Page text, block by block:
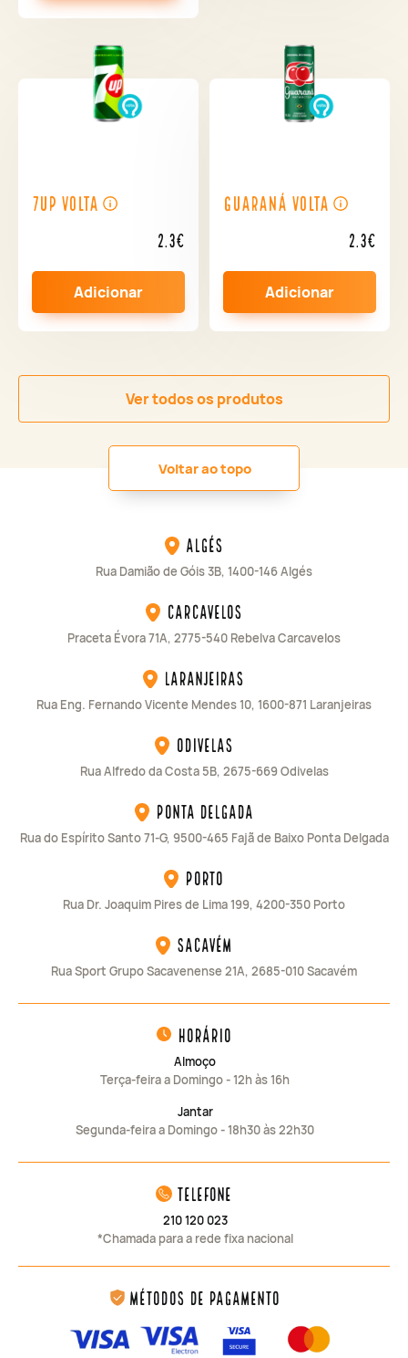
7UP Volta
2.3€
Adicionar
Guaraná Volta
2.3€
Adicionar
Ver todos os produtos
Voltar ao topo
Algés
Rua Damião de Góis 3B, 1400-146 Algés
Carcavelos
Praceta Évora 71A, 2775-540 Rebelva Carcavelos
Laranjeiras
Rua Eng. Fernando Vicente Mendes 10, 1600-871 Laranjeiras
Odivelas
Rua Alfredo da Costa 5B, 2675-669 Odivelas
Ponta Delgada
Rua do Espírito Santo 71-G, 9500-465 Fajã de Baixo Ponta Delgada
Porto
Rua Dr. Joaquim Pires de Lima 199, 4200-350 Porto
Sacavém
Rua Sport Grupo Sacavenense 21A, 2685-010 Sacavém
horário
Almoço
Terça-feira a Domingo - 12h às 16h
Jantar
Segunda-feira a Domingo - 18h30 às 22h30
telefone
210 120 023
*Chamada para a rede fixa nacional
Métodos de Pagamento